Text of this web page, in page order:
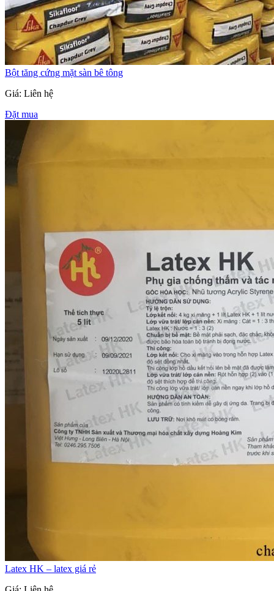
Bột tăng cứng mặt sàn bê tông
Giá: Liên hệ
Đặt mua
Latex HK – latex giá rẻ